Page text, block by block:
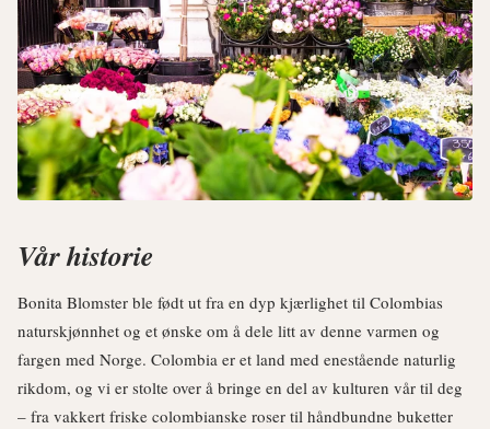
Vår historie
Bonita Blomster ble født ut fra en dyp kjærlighet til Colombias
naturskjønnhet og et ønske om å dele litt av denne varmen og
fargen med Norge. Colombia er et land med enestående naturlig
rikdom, og vi er stolte over å bringe en del av kulturen vår til deg
– fra vakkert friske colombianske roser til håndbundne buketter